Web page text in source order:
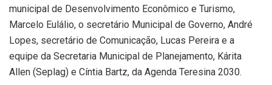
municipal de Desenvolvimento Econômico e Turismo,
Marcelo Eulálio, o secretário Municipal de Governo, André
Lopes, secretário de Comunicação, Lucas Pereira e a
equipe da Secretaria Municipal de Planejamento, Kárita
Allen (Seplag) e Cíntia Bartz, da Agenda Teresina 2030.